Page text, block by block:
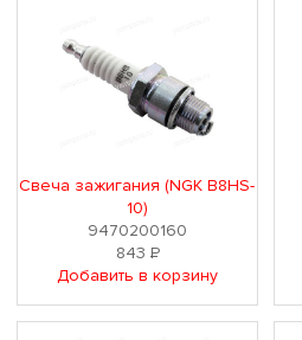
Свеча зажигания (NGK B8HS-
10)
9470200160
843Р
Добавить в корзину